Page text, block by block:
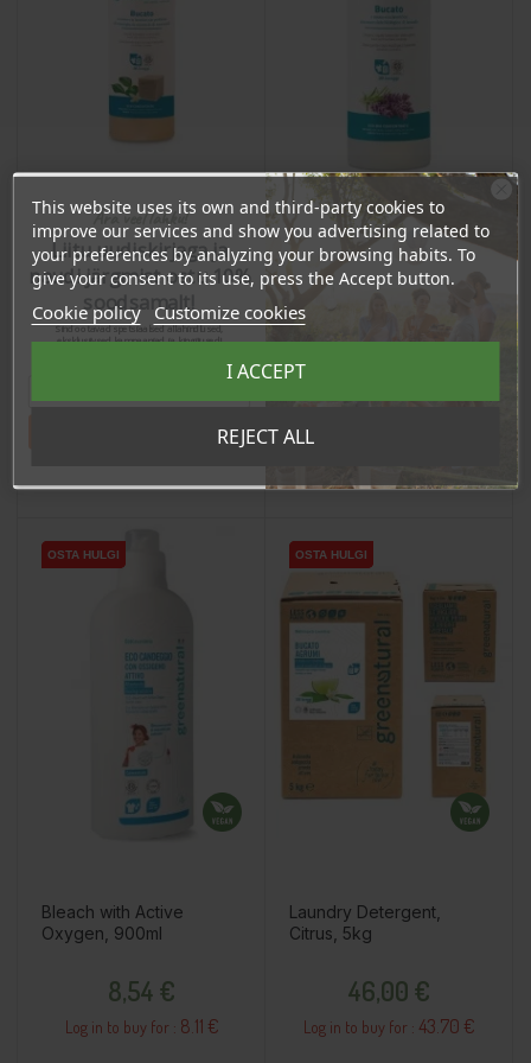
Гель для стирки белья,
1л, Марсель
Price
10,90 €
Гель для стирки белья
с лавандой, 1л
9,95 €
OSTA HULGI
OSTA HULGI
OSTA HULGI
Bleach with Active
Oxygen, 900ml
8,54 €
Log in to buy for : 8.11 €
OSTA HULGI
OSTA HULGI
OSTA HULGI
Laundry Detergent,
Citrus, 5kg
46,00 €
Log in to buy for : 43.70 €
This website uses its own and third-party cookies to
improve our services and show you advertising related to
your preferences by analyzing your browsing habits. To
give your consent to its use, press the Accept button.
Cookie policy Customize cookies
REJECT ALL
I ACCEPT
Ära veel lahku!
Liitu uudiskirjaga ja
naudi järgmist ostu 10%
soodsamalt!
Sind ootavad spetsiaalsed allahindlused,
eksklusiivsed kampaaniad ja kingitused!